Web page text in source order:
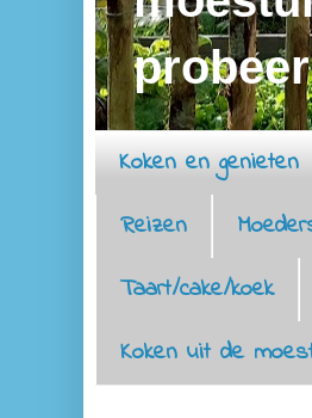
Koken en genieten
Reizen
Taart/cake/koek
Koken uit de